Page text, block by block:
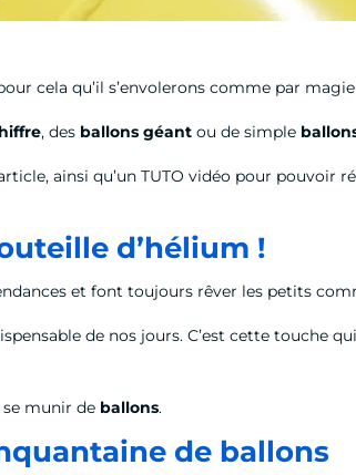
cela qu’il s’envolerons comme par
, des ballons géant ou de simple
ainsi qu’un TUTO vidéo pour pouvoir
d’hélium !
et font toujours rêver les petits
de nos jours. C’est cette touche
munir de ballons.
de ballons